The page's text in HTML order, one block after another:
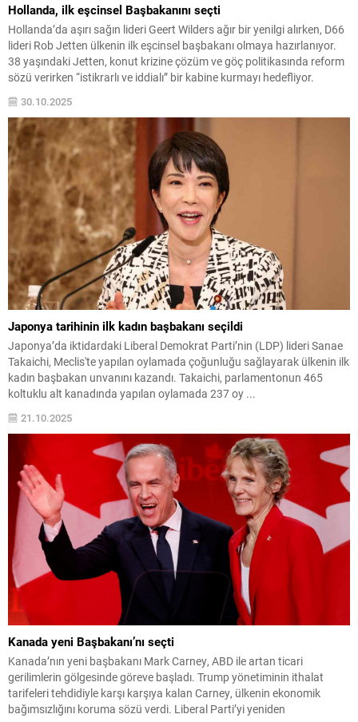
Hollanda, ilk eşcinsel Başbakanını seçti
Hollanda’da aşırı sağın lideri Geert Wilders ağır bir yenilgi alırken, D66
lideri Rob Jetten ülkenin ilk eşcinsel başbakanı olmaya hazırlanıyor.
38 yaşındaki Jetten, konut krizine çözüm ve göç politikasında reform
sözü verirken “istikrarlı ve iddialı” bir kabine kurmayı hedefliyor.
30.10.2025
Japonya tarihinin ilk kadın başbakanı seçildi
Japonya’da iktidardaki Liberal Demokrat Parti’nin (LDP) lideri Sanae
Takaichi, Meclis'te yapılan oylamada çoğunluğu sağlayarak ülkenin ilk
kadın başbakan unvanını kazandı. Takaichi, parlamentonun 465
koltuklu alt kanadında yapılan oylamada 237 oy ...
21.10.2025
Kanada yeni Başbakanı’nı seçti
Kanada’nın yeni başbakanı Mark Carney, ABD ile artan ticari
gerilimlerin gölgesinde göreve başladı. Trump yönetiminin ithalat
tarifeleri tehdidiyle karşı karşıya kalan Carney, ülkenin ekonomik
bağımsızlığını koruma sözü verdi. Liberal Parti’yi yeniden